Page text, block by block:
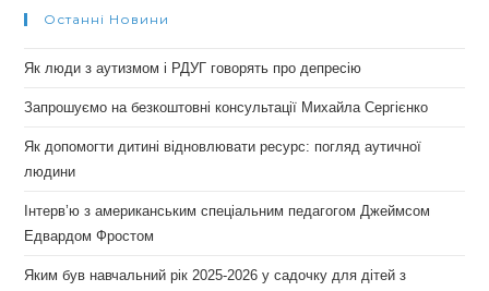
Останні Новини
Як люди з аутизмом і РДУГ говорять про депресію
Запрошуємо на безкоштовні консультації Михайла Сергієнко
Як допомогти дитині відновлювати ресурс: погляд аутичної
людини
Інтерв’ю з американським спеціальним педагогом Джеймсом
Едвардом Фростом
Яким був навчальний рік 2025-2026 у садочку для дітей з